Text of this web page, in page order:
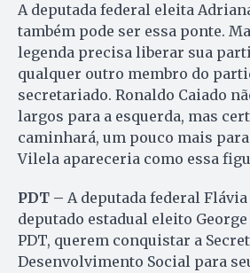
A deputada federal eleita
também pode ser essa ponte.
legenda precisa liberar sua
qualquer outro membro do
secretariado. Ronaldo Caiado
largos para a esquerda, mas
caminhará, um pouco mais
Vilela apareceria como essa
PDT – A deputada federal
deputado estadual eleito
PDT, querem conquistar a
Desenvolvimento Social para